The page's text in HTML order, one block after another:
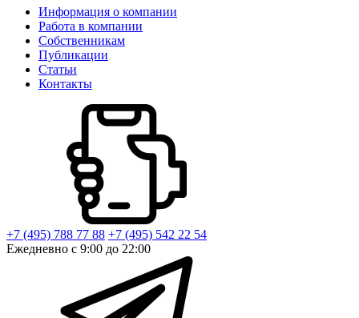
Информация о компании
Работа в компании
Собственникам
Публикации
Статьи
Контакты
+7 (495) 788 77 88 +7 (495) 542 22 54
Ежедневно с 9:00 до 22:00